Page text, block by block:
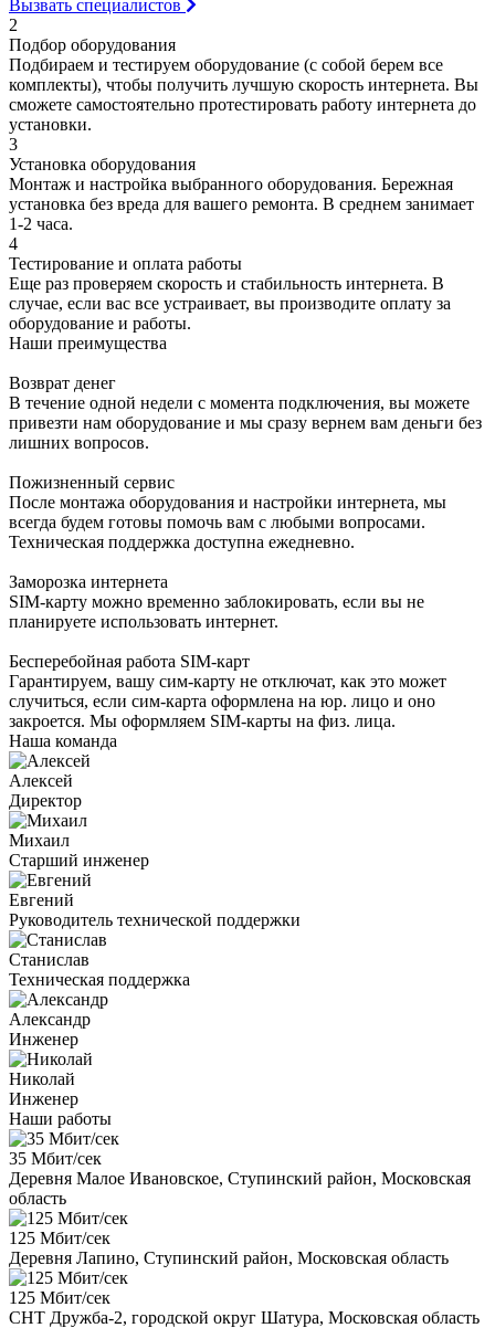
Вызвать специалистов
2
Подбор оборудования
Подбираем и тестируем оборудование (с собой берем все
комплекты), чтобы получить лучшую скорость интернета. Вы
сможете самостоятельно протестировать работу интернета до
установки.
3
Установка оборудования
Монтаж и настройка выбранного оборудования. Бережная
установка без вреда для вашего ремонта. В среднем занимает
1-2 часа.
4
Тестирование и оплата работы
Еще раз проверяем скорость и стабильность интернета. В
случае, если вас все устраивает, вы производите оплату за
оборудование и работы.
Наши преимущества
Возврат денег
В течение одной недели с момента подключения, вы можете
привезти нам оборудование и мы сразу вернем вам деньги без
лишних вопросов.
Пожизненный сервис
После монтажа оборудования и настройки интернета, мы
всегда будем готовы помочь вам с любыми вопросами.
Техническая поддержка доступна ежедневно.
Заморозка интернета
SIM-карту можно временно заблокировать, если вы не
планируете использовать интернет.
Бесперебойная работа SIM-карт
Гарантируем, вашу сим-карту не отключат, как это может
случиться, если сим-карта оформлена на юр. лицо и оно
закроется. Мы оформляем SIM-карты на физ. лица.
Наша команда
Алексей
Директор
Михаил
Старший инженер
Евгений
Руководитель технической поддержки
Станислав
Техническая поддержка
Александр
Инженер
Николай
Инженер
Наши работы
35 Мбит/сек
Деревня Малое Ивановское, Ступинский район, Московская
область
125 Мбит/сек
Деревня Лапино, Ступинский район, Московская область
125 Мбит/сек
СНТ Дружба-2, городской округ Шатура, Московская область